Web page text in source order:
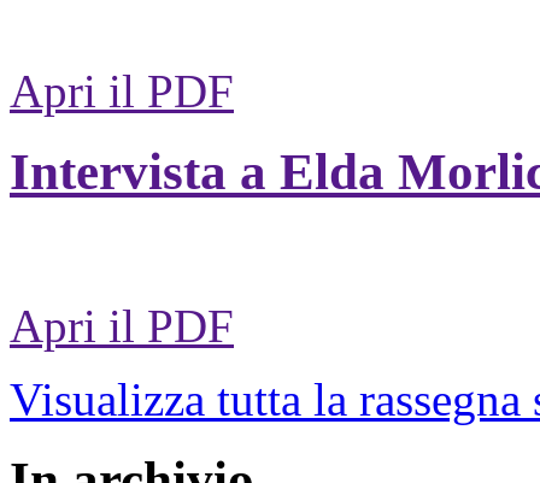
Apri il PDF
Intervista a Elda
Apri il PDF
Visualizza tutta la rassegna